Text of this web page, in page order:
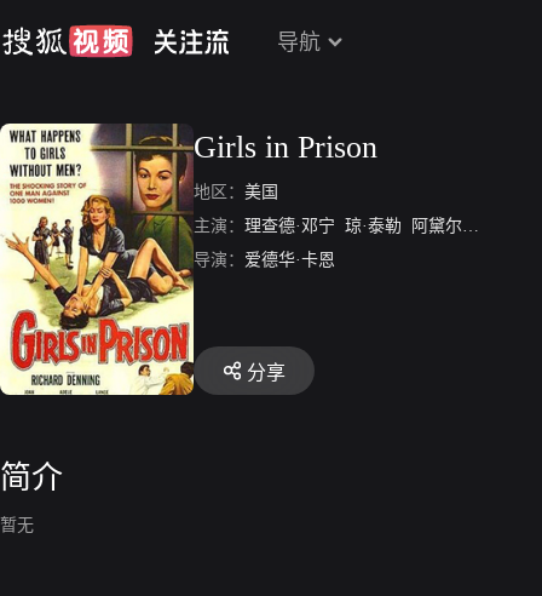
导航
Girls in Prison
地区： 美国
主演： 理查德·邓宁 琼·泰勒 阿黛尔·杰金斯
导演： 爱德华·卡恩
分享
简介
暂无